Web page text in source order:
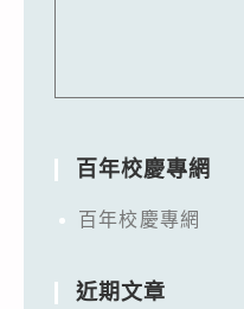
百年校慶專網
百年校慶專網
近期文章